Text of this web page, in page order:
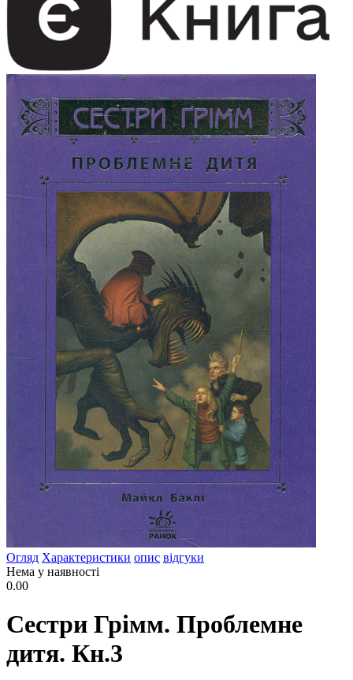
Огляд Характеристики опис відгуки
Нема у наявності
0.00
Сестри Грімм. Проблемне
дитя. Кн.3